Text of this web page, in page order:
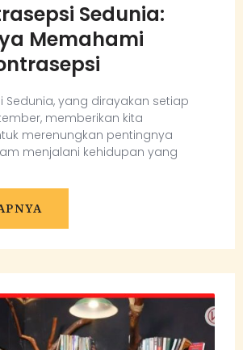
Sedunia:
Memahami
Sedunia, yang dirayakan setiap
memberikan kita
merenungkan pentingnya
menjalani kehidupan yang